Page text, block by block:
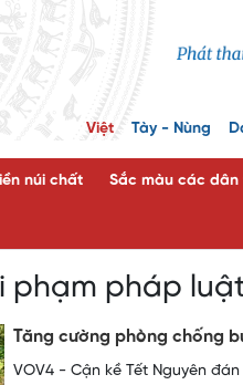
Việt Tày - Nùng
núi chất Sắc màu các dân
phạm pháp
Tăng cường phòng chống
VOV4 - Cận kề Tết Nguyên